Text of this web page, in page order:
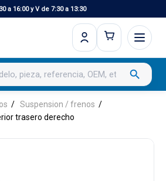
a 16:00 y V de 7:30 a 13:30
search
Suspension / frenos
trasero derecho